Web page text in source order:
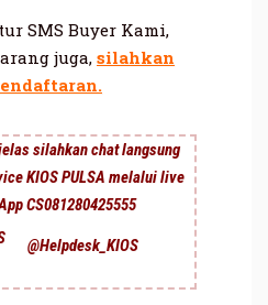
SMS Buyer Kami,
juga, silahkan
silahkan chat langsung
KIOS PULSA melalui live
081280425555
@Helpdesk_KIOS